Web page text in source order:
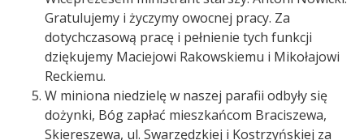
Gratulujemy i życzymy owocnej pracy. Za
dotychczasową pracę i pełnienie tych funkcji
dziękujemy Maciejowi Rakowskiemu i Mikołajowi
Reckiemu.
W miniona niedzielę w naszej parafii odbyły się
dożynki, Bóg zapłać mieszkańcom Braciszewa,
Skiereszewa, ul. Swarzędzkiej i Kostrzyńskiej za